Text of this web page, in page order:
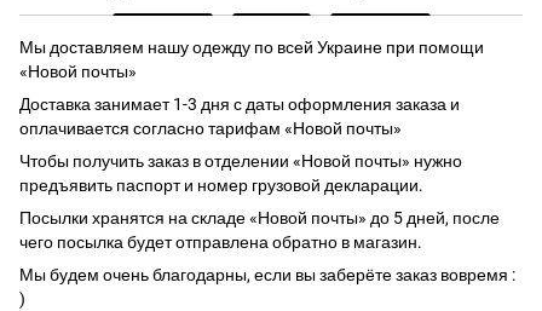
Мы доставляем нашу одежду по всей Украине при помощи
«Новой почты»
Доставка занимает 1-3 дня с даты оформления заказа и
оплачивается согласно тарифам «Новой почты»
Чтобы получить заказ в отделении «Новой почты» нужно
предъявить паспорт и номер грузовой декларации.
Посылки хранятся на складе «Новой почты» до 5 дней, после
чего посылка будет отправлена обратно в магазин.
Мы будем очень благодарны, если вы заберёте заказ вовремя :
)